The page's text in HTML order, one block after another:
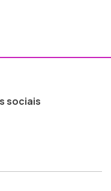
sociais
ao